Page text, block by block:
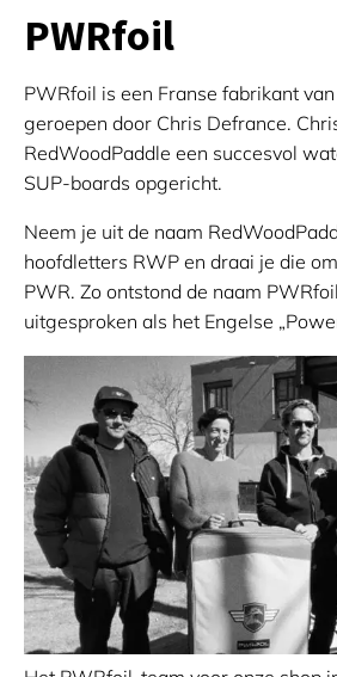
PWRfoil
PWRfoil is een Franse fabrikant
geroepen door Chris Defrance.
RedWoodPaddle een succesvol
SUP-boards opgericht.
Neem je uit de naam
hoofdletters RWP en draai je die
PWR. Zo ontstond de naam
uitgesproken als het Engelse